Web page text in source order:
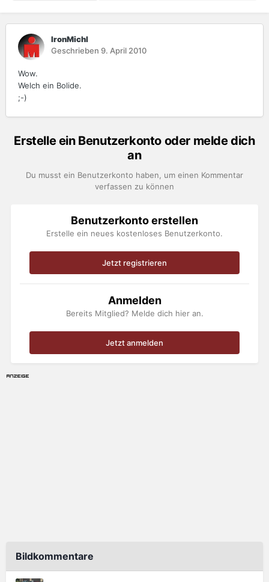
IronMichl
Geschrieben 9. April 2010
Wow.
Welch ein Bolide.
;-)
Erstelle ein Benutzerkonto oder melde dich
an
Du musst ein Benutzerkonto haben, um einen Kommentar
verfassen zu können
Benutzerkonto erstellen
Erstelle ein neues kostenloses Benutzerkonto.
Jetzt registrieren
Anmelden
Bereits Mitglied? Melde dich hier an.
Jetzt anmelden
Bildkommentare